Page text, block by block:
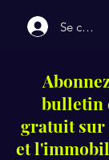
Se
bulletin
gratuit sur
et